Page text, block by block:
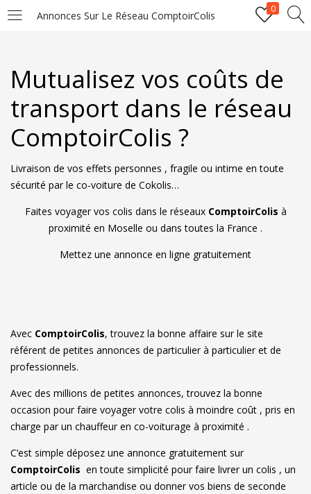
Annonces Sur Le Réseau ComptoirColis
0
LOGIN REGISTER
Enter your username and password to login.
Mutualisez vos coûts de
transport dans le réseau
ComptoirColis ?
Livraison de vos effets personnes , fragile ou intime en toute
sécurité par le co-voiture de Cokolis…
Faites voyager vos colis dans le réseaux ComptoirColis à
proximité en Moselle ou dans toutes la France .
Mettez une annonce en ligne gratuitement
Avec ComptoirColis, trouvez la bonne affaire sur le site
référent de petites annonces de particulier à particulier et de
professionnels.
Avec des millions de petites annonces, trouvez la bonne
occasion pour faire voyager votre colis à moindre coût , pris en
charge par un chauffeur en co-voiturage à proximité .
C’est simple déposez une annonce gratuitement sur
ComptoirColis en toute simplicité pour faire livrer un colis , un
article ou de la marchandise ou donner vos biens de seconde